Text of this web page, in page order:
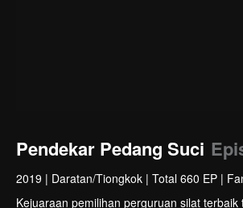
Pendekar Pedang Suci
2019 | Daratan/Tiongkok | Total 660 EP |
Kejuaraan pemilihan perguruan silat